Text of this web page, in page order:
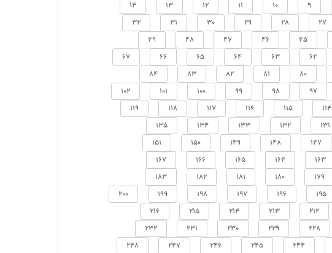
9
10
11
12
13
14
27
28
29
30
31
32
45
46
47
48
49
62
63
64
65
66
67
80
81
82
83
84
97
98
99
100
101
102
114
115
116
117
118
119
131
132
133
134
135
147
148
149
150
151
163
164
165
166
167
179
180
181
182
183
195
196
197
198
199
200
212
213
214
215
216
228
229
230
231
232
244
245
246
247
248